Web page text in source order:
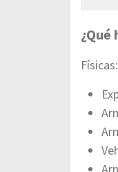
Físicas: